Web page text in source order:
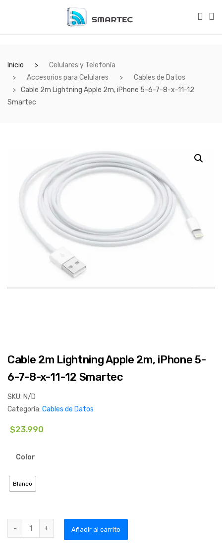
Inicio
Celulares y Telefonía
Accesorios para Celulares
Cables de Datos
Cable 2m Lightning Apple 2m, iPhone 5-6-7-8-x-11-12
Smartec
Cable 2m Lightning Apple 2m, iPhone 5-
6-7-8-x-11-12 Smartec
SKU: N/D
Categoría: Cables de Datos
$23.990
Color
Blanco
Cable 2m Lightning Apple 2m, iPhone 5-6-7-8-x-11-12 Smartec
Añadir al carrito